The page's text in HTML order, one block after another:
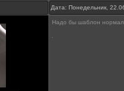
Дата: Понедельник,
Надо бы шаблон